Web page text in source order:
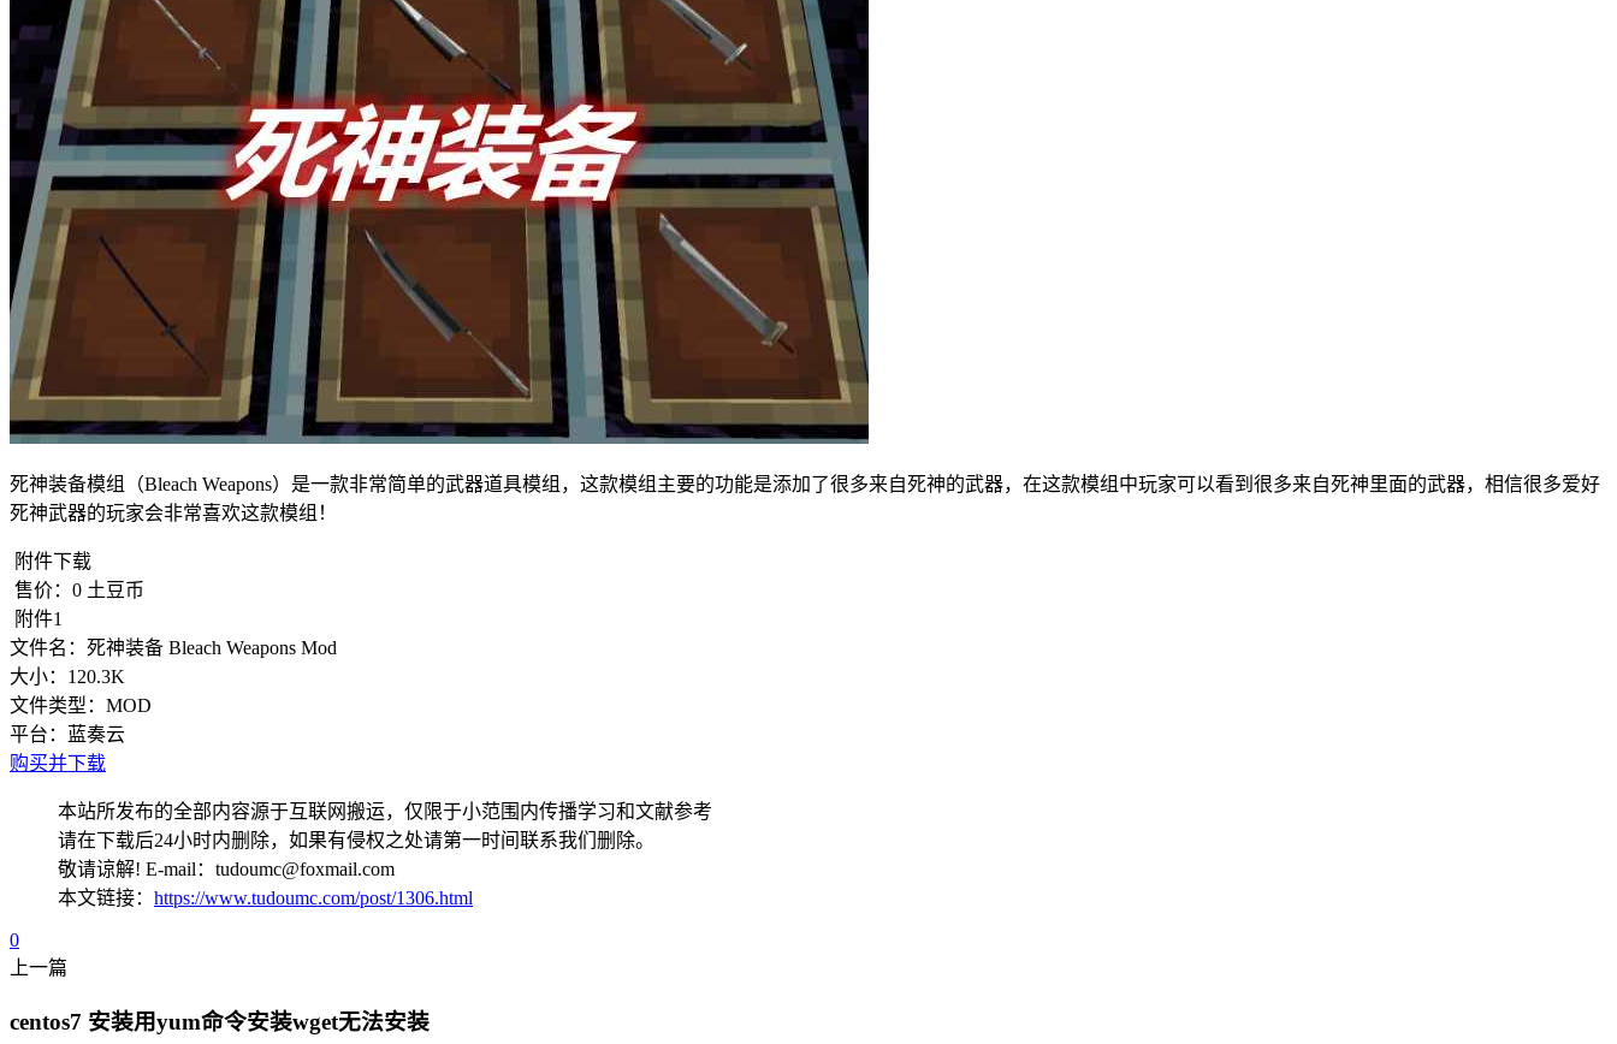
死神装备模组（Bleach Weapons）是一款非常简单的武器道具模组，这款模组主要的功能是添加了很多来自死神的武器，在这款模组中玩家可以看到很多来自死神里面的武器，相信很多爱好
死神武器的玩家会非常喜欢这款模组！
附件下载
售价： 0 土豆币
附件1
文件名： 死神装备 Bleach Weapons Mod
大小： 120.3K
文件类型： MOD
平台：
蓝奏云
购买并下载
本站所发布的全部内容源于互联网搬运，仅限于小范围内传播学习和文献参考
请在下载后24小时内删除，如果有侵权之处请第一时间联系我们删除。
敬请谅解! E-mail：tudoumc@foxmail.com
本文链接： https://www.tudoumc.com/post/1306.html
0
上一篇
centos7 安装用yum命令安装wget无法安装